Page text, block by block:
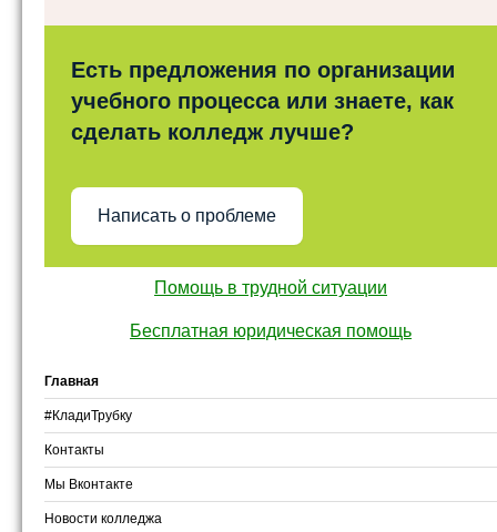
Есть предложения по организации
учебного процесса или знаете, как
сделать колледж лучше?
Написать о проблеме
Помощь в трудной ситуации
Бесплатная юридическая помощь
Главная
#КладиТрубку
Контакты
Мы Вконтакте
Новости колледжа